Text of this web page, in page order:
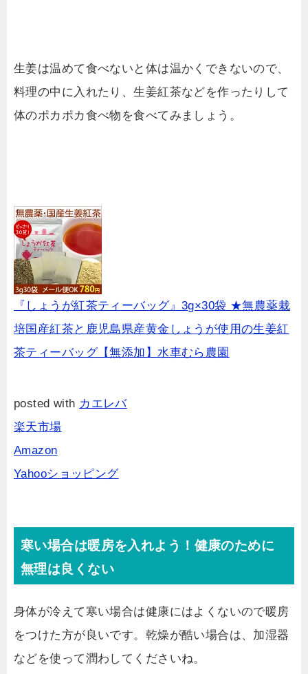
生姜は温めて食べないと体は温かくできないので、
料理の中に入れたり、生姜紅茶などを作ったりして
体のポカポカ食べ物を食べてみましょう。
『しょうが紅茶ティーバッグ』3g×30袋 ★無農薬栽
培国産紅茶と鹿児島県産黄金しょうが使用の生姜紅
茶ティーバッグ【無添加】水車むら農園
posted with カエレバ
楽天市場
Amazon
Yahooショッピング
寒い場合は暖房を入れよう！健康のために
無理は良くない
身体が冷えて寒い場合は健康にはよくないので暖房
をつけた方が良いです。乾燥が酷い場合は、加湿器
などを使って潤わしてくださいね。